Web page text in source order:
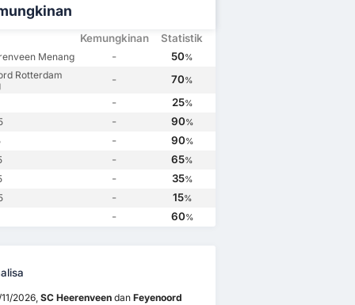
Kemungkinan Statistik
Menang - 50%
Rotterdam
- 70%
- 25%
- 90%
- 90%
- 65%
- 35%
- 15%
- 60%
2026, SC Heerenveendan Feyenoord